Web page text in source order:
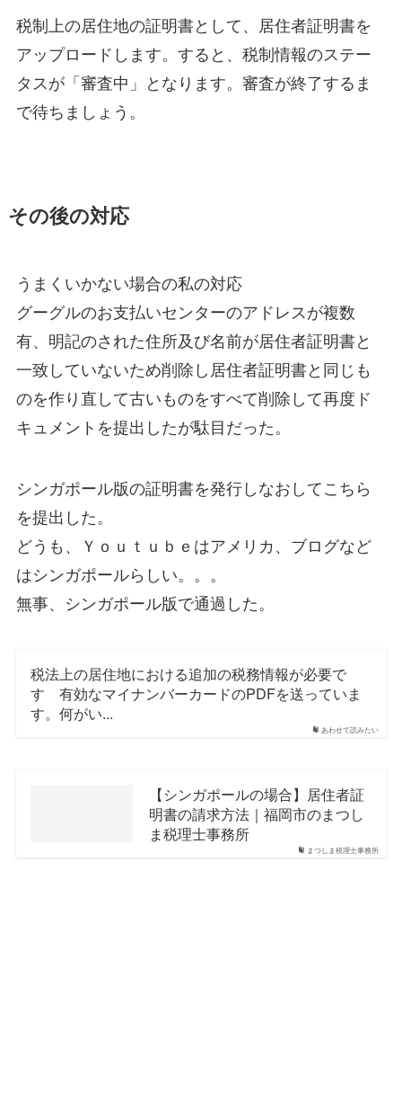
税制上の居住地の証明書として、居住者証明書を
アップロードします。すると、税制情報のステー
タスが「審査中」となります。審査が終了するま
で待ちましょう。
その後の対応
うまくいかない場合の私の対応
グーグルのお支払いセンターのアドレスが複数
有、明記のされた住所及び名前が居住者証明書と
一致していないため削除し居住者証明書と同じも
のを作り直して古いものをすべて削除して再度ド
キュメントを提出したが駄目だった。
シンガポール版の証明書を発行しなおしてこちら
を提出した。
どうも、Ｙｏｕｔｕｂｅはアメリカ、ブログなど
はシンガポールらしい。。。
無事、シンガポール版で通過した。
あわせて読みたい
税法上の居住地における追加の税務情報が必要で
す 有効なマイナンバーカードのPDFを送っていま
す。何がい...
まつしま税理士事務所
【シンガポールの場合】居住者証
明書の請求方法｜福岡市のまつし
ま税理士事務所